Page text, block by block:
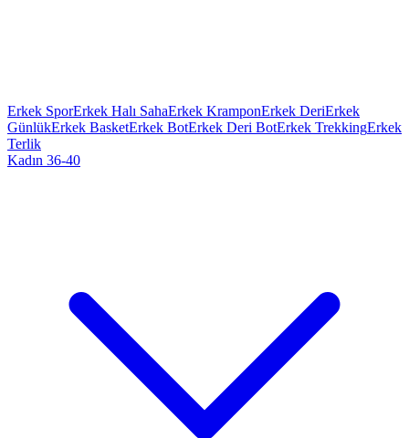
Erkek SporErkek Halı SahaErkek KramponErkek DeriErkek
GünlükErkek BasketErkek BotErkek Deri BotErkek TrekkingErkek
Terlik
Kadın 36-40